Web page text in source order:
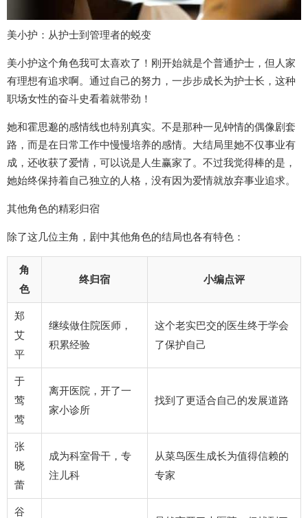
美小护：从护士到管理者的蜕变
美小护这个角色我可太喜欢了！刚开始就是个普通护士，但人家
有理想有追求啊。通过自己的努力，一步步成长为护士长，这种
职场女性的奋斗史看着就带劲！
她和霍思邈的感情线也特别真实。不是那种一见钟情的偶像剧套
路，而是在日常工作中慢慢培养的感情。大结局里她不仅事业有
成，还收获了爱情，可以说是人生赢家了。不过我觉得棒的是，
她始终保持着自己独立的人格，没有因为爱情就放弃事业追求。
其他角色的精彩归宿
除了这几位主角，剧中其他角色的结局也各有特色：
角
色
终归宿 小编点评
郑
艾
平
继续做住院医师，
积累经验
这个老实巴交的医生终于学会
了保护自己
于
莺
莺
离开医院，开了一
家小诊所
找到了更适合自己的发展道路
张
晓
蕾
成为科室骨干，专
注儿科
从菜鸟医生成长为值得信赖的
专家
谷